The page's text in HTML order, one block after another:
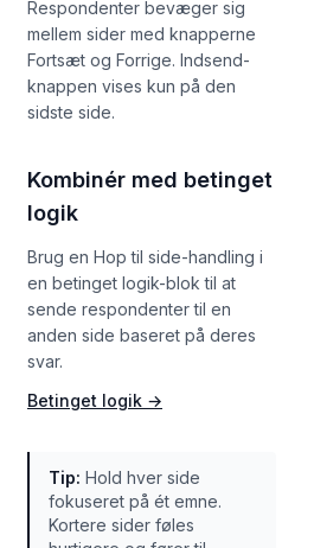
Respondenter bevæger sig
mellem sider med knapperne
Fortsæt og Forrige. Indsend-
knappen vises kun på den
sidste side.
Kombinér med betinget
logik
Brug en Hop til side-handling i
en betinget logik-blok til at
sende respondenter til en
anden side baseret på deres
svar.
Betinget logik →
Tip: Hold hver side
fokuseret på ét emne.
Kortere sider føles